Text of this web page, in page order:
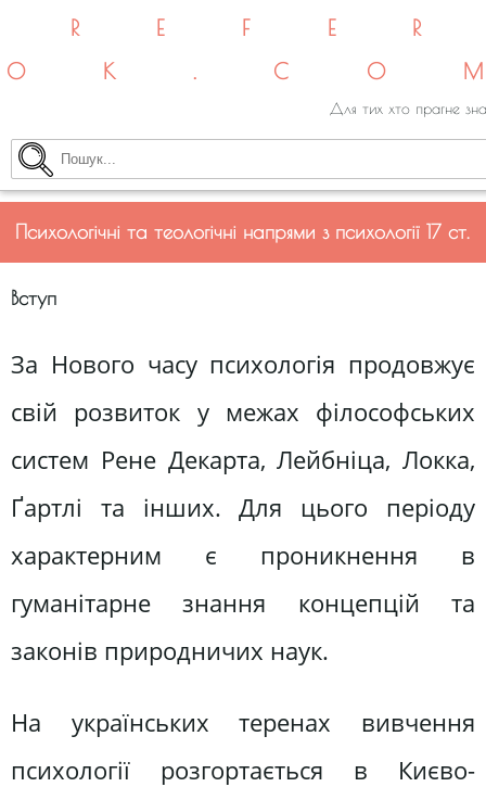
Для тих хто прагне
Психологічні та теологічні напрями з психології 17 ст.
Вступ
За Нового часу психологія продовжує
свій розвиток у межах філософських
систем Рене Декарта, Лейбніца, Локка,
Ґартлі та інших. Для цього періоду
характерним є проникнення в
гуманітарне знання концепцій та
законів природничих наук.
На українських теренах вивчення
психології розгортається в Києво-